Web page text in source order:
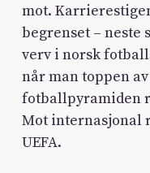
mot.
begrenset – neste
verv i norsk
når man toppen
fotballpyramiden
Mot internasjonal
UEFA.